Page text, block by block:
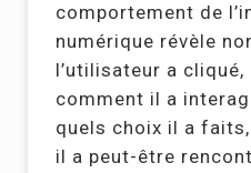
comportement de
numérique révèle
l’utilisateur a cliqué,
comment il a
quels choix il a
il a peut-être